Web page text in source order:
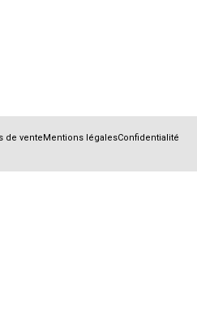
de venteMentions légalesConfidentialité